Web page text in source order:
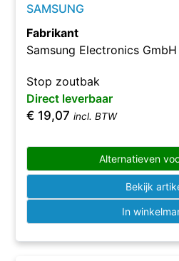
SAMSUNG
Fabrikant
Samsung Electronics GmbH
Stop zoutbak
Direct leverbaar
€ 19,07 incl. BTW
Alternatieven
Bekijk
In